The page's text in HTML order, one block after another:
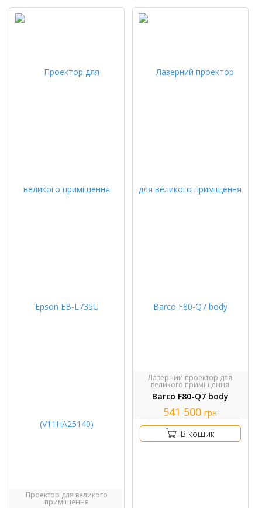
Проектор для великого
приміщення
Лазерний проектор для
великого приміщення
Barco F80-Q7 body
541 500 грн
В кошик